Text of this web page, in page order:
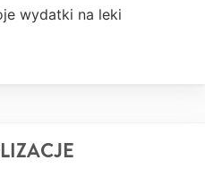
wydatki na leki